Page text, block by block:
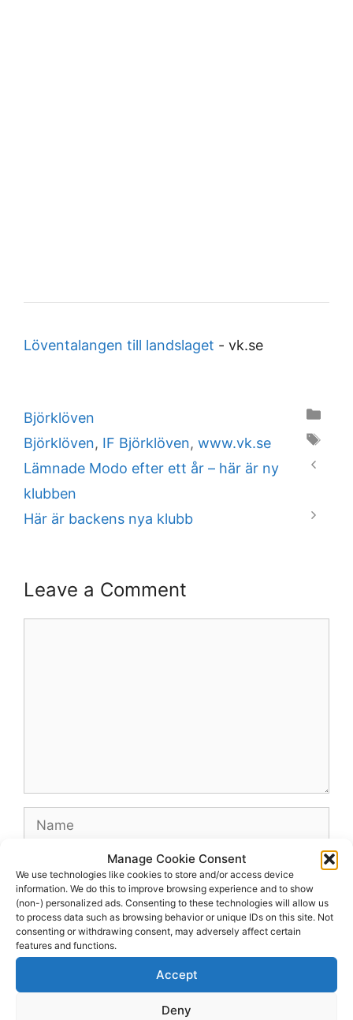
Manage Cookie Consent
We use technologies like cookies to store and/or access device
information. We do this to improve browsing experience and to show
(non-) personalized ads. Consenting to these technologies will allow us
to process data such as browsing behavior or unique IDs on this site. Not
consenting or withdrawing consent, may adversely affect certain
features and functions.
Accept
Deny
Löventalangen till landslaget - vk.se
Categories
Björklöven
Tags
Björklöven, IF Björklöven, www.vk.se
Lämnade Modo efter ett år – här är ny
klubben
Här är backens nya klubb
Leave a Comment
Name
Website